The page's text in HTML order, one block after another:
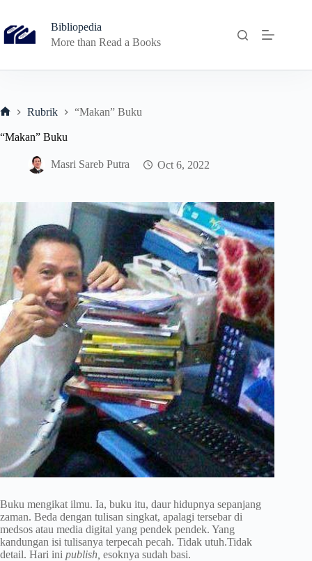
content
Bibliopedia
More than Read a Books
Rubrik “Makan” Buku
“Makan” Buku
Masri Sareb Putra Oct 6, 2022
Buku mengikat ilmu. Ia, buku itu, daur hidupnya sepanjang
zaman. Beda dengan tulisan singkat, apalagi tersebar di
medsos atau media digital yang pendek pendek. Yang
kandungan isi tulisanya terpecah pecah. Tidak utuh.Tidak
detail. Hari ini publish, esoknya sudah basi.